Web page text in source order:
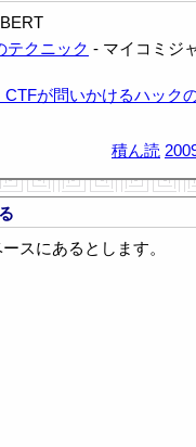
テクニック - マイコミジ
が問いかけるハック
積ん読
スにあるとします。